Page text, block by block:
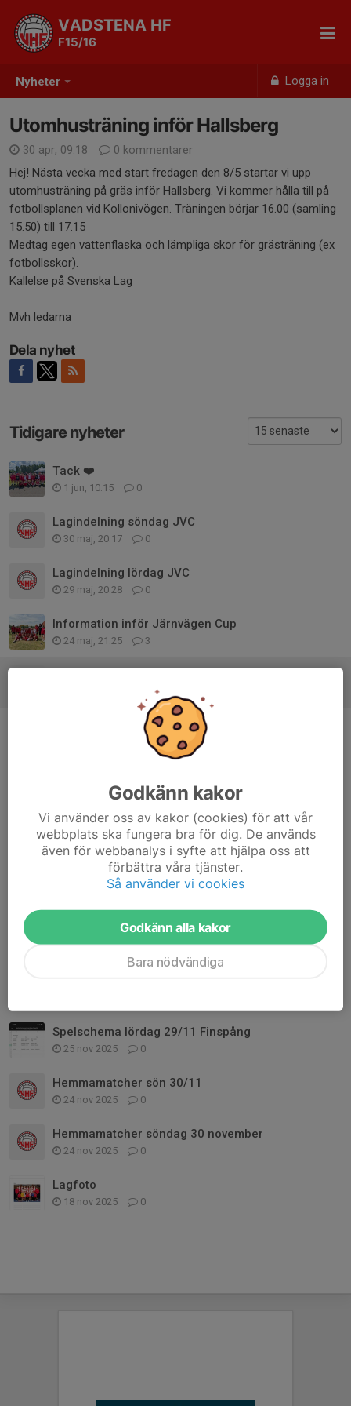
Nyheter Logga in
VADSTENA HF
F15/16
Utomhusträning inför Hallsberg
30 apr, 09:18
0 kommentarer
Hej! Nästa vecka med start fredagen den 8/5 startar vi upp
utomhusträning på gräs inför Hallsberg. Vi kommer hålla till på
fotbollsplanen vid Kollonivögen. Träningen börjar 16.00 (samling
15.50) till 17.15
Medtag egen vattenflaska och lämpliga skor för grästräning (ex
fotbollsskor).
Kallelse på Svenska Lag
Mvh ledarna
Dela nyhet
Tidigare nyheter
Tack ❤️
1 jun, 10:15 0
Lagindelning söndag JVC
30 maj, 20:17 0
Lagindelning lördag JVC
29 maj, 20:28 0
Information inför Järnvägen Cup
24 maj, 21:25 3
Beställning av cuptröjor till JVC
0
18 mar, 10:50 0
Järnvägen Cup i Hallsberg 30-31/5 2026
9 mar, 09:26
OBS! Tidigarelagd samlingstid lördag 10/1
Match Nyköping lördag 10/1
2 jan, 17:50 0
Spelschema lördag 29/11 Finspång
25 nov 2025 0
Hemmamatcher sön 30/11
24 nov 2025 0
Hemmamatcher söndag 30 november
24 nov 2025 0
Lagfoto
18 nov 2025 0
Godkänn kakor
Vi använder oss av kakor (cookies) för att vår
webbplats ska fungera bra för dig. De används
även för webbanalys i syfte att hjälpa oss att
förbättra våra tjänster.
Så använder vi cookies
Godkänn alla kakor
Bara nödvändiga